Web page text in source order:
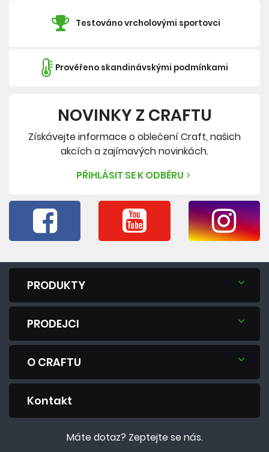
Testováno vrcholovými sportovci
Prověřeno skandinávskými podmínkami
NOVINKY Z CRAFTU
Získávejte informace o oblečení Craft, našich
akcích a zajímavých novinkách.
PŘIHLÁSIT SE K ODBĚRU
PRODUKTY
PRODEJCI
O CRAFTU
Kontakt
Máte dotaz? Zeptejte se nás.